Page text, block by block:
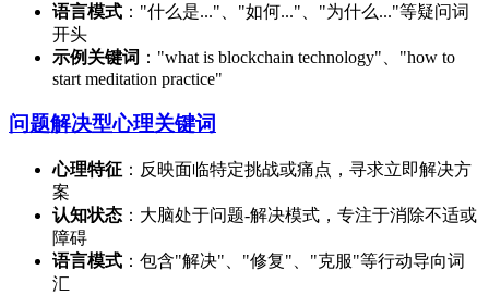
语言模式 ："什么是..."、"如何..."、"为什么..."等疑问词
开头
示例关键词 ："what is blockchain technology"、"how to
start meditation practice"
问题解决型心理关键词
心理特征 ：反映面临特定挑战或痛点，寻求立即解决方
案
认知状态 ：大脑处于问题-解决模式，专注于消除不适或
障碍
语言模式 ：包含"解决"、"修复"、"克服"等行动导向词
汇